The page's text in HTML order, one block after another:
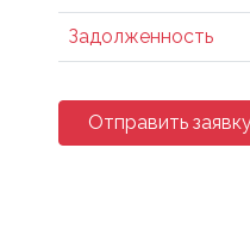
Задолженность
Отправить